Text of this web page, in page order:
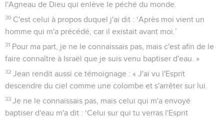
l'Agneau de Dieu qui enlève le péché du monde.
30 C'est celui à propos duquel j'ai dit : ‘Après moi vient un
homme qui m'a précédé, car il existait avant moi.’
31 Pour ma part, je ne le connaissais pas, mais c'est afin de le
faire connaître à Israël que je suis venu baptiser d'eau. »
32 Jean rendit aussi ce témoignage : « J'ai vu l'Esprit
descendre du ciel comme une colombe et s'arrêter sur lui.
33 Je ne le connaissais pas, mais celui qui m'a envoyé
baptiser d'eau m'a dit : ‘Celui sur qui tu verras l'Esprit